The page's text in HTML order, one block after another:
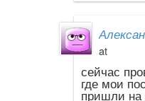
at
сейчас
где мои
пришли на